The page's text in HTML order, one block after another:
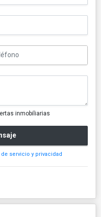
inmobiliarias
servicio y privacidad